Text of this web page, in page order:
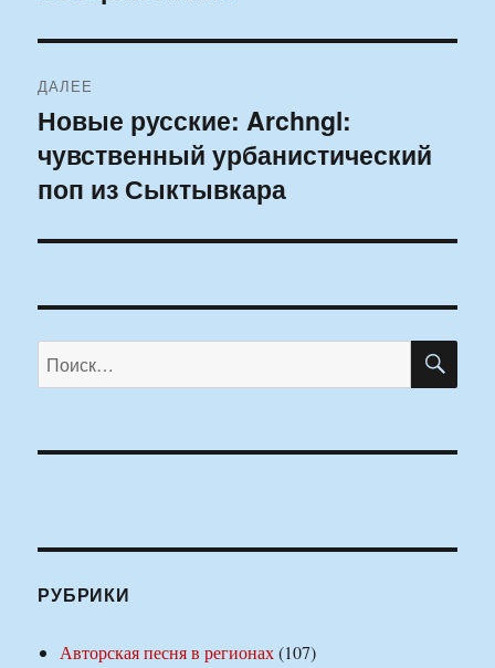
ДАЛЕЕ
Следующая
запись:
Новые русские: Archngl:
чувственный урбанистический
поп из Сыктывкара
Искать:
РУБРИКИ
Авторская песня в регионах(107)